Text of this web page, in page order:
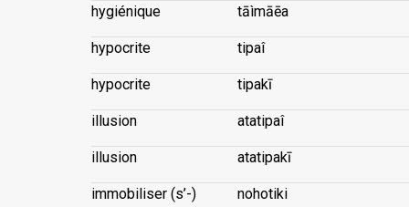
hygiénique tāìmāēa
hypocrite tipaî
hypocrite tipakī
illusion atatipaî
illusion atatipakī
immobiliser (s’-) nohotiki